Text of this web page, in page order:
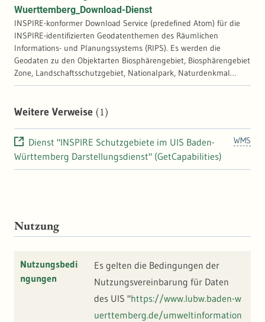
Konformität zu INSPIRE
Durchführungsbestimmung | Dateninhalt
(Bild): Konformität zu INSPIRE
Durchführungsbestimmung
Wuerttemberg_Download-Dienst
INSPIRE-konformer Download Service (predefined Atom) für die
INSPIRE-identifizierten Geodatenthemen des Räumlichen
Informations- und Planungssystems (RIPS). Es werden die
Geodaten zu den Objektarten Biosphärengebiet, Biosphärengebiet
Zone, Landschaftsschutzgebiet, Nationalpark, Naturdenkmal
flächenhaft, Naturpark, Naturschutzgebiet, FFH-Gebiet und
INSPIRE Durchführungsbestimmung | Dateninhalt (Bild):
Weitere Verweise (1)
WMS
Dienst "INSPIRE Schutzgebiete im UIS Baden-
Württemberg Darstellungsdienst" (GetCapabilities)
Nutzung
Nutzungsbedi
ngungen
Es gelten die Bedingungen der
Nutzungsvereinbarung für Daten
des UIS "https://www.lubw.baden-w
uerttemberg.de/umweltinformation